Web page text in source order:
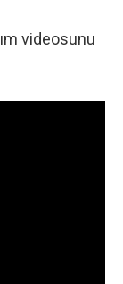
videosunu